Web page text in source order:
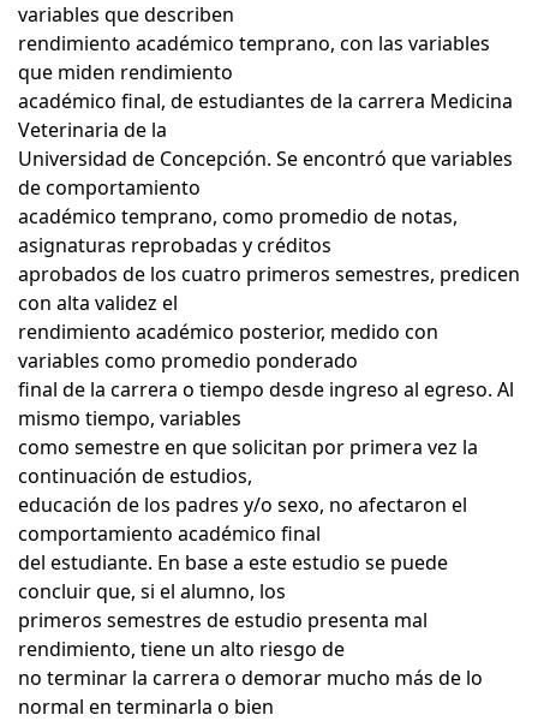
variables que describen
rendimiento académico temprano, con las variables
que miden rendimiento
académico final, de estudiantes de la carrera Medicina
Veterinaria de la
Universidad de Concepción. Se encontró que variables
de comportamiento
académico temprano, como promedio de notas,
asignaturas reprobadas y créditos
aprobados de los cuatro primeros semestres, predicen
con alta validez el
rendimiento académico posterior, medido con
variables como promedio ponderado
final de la carrera o tiempo desde ingreso al egreso. Al
mismo tiempo, variables
como semestre en que solicitan por primera vez la
continuación de estudios,
educación de los padres y/o sexo, no afectaron el
comportamiento académico final
del estudiante. En base a este estudio se puede
concluir que, si el alumno, los
primeros semestres de estudio presenta mal
rendimiento, tiene un alto riesgo de
no terminar la carrera o demorar mucho más de lo
normal en terminarla o bien